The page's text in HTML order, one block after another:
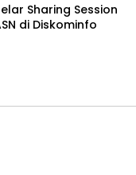
Sharing Session
di Diskominfo